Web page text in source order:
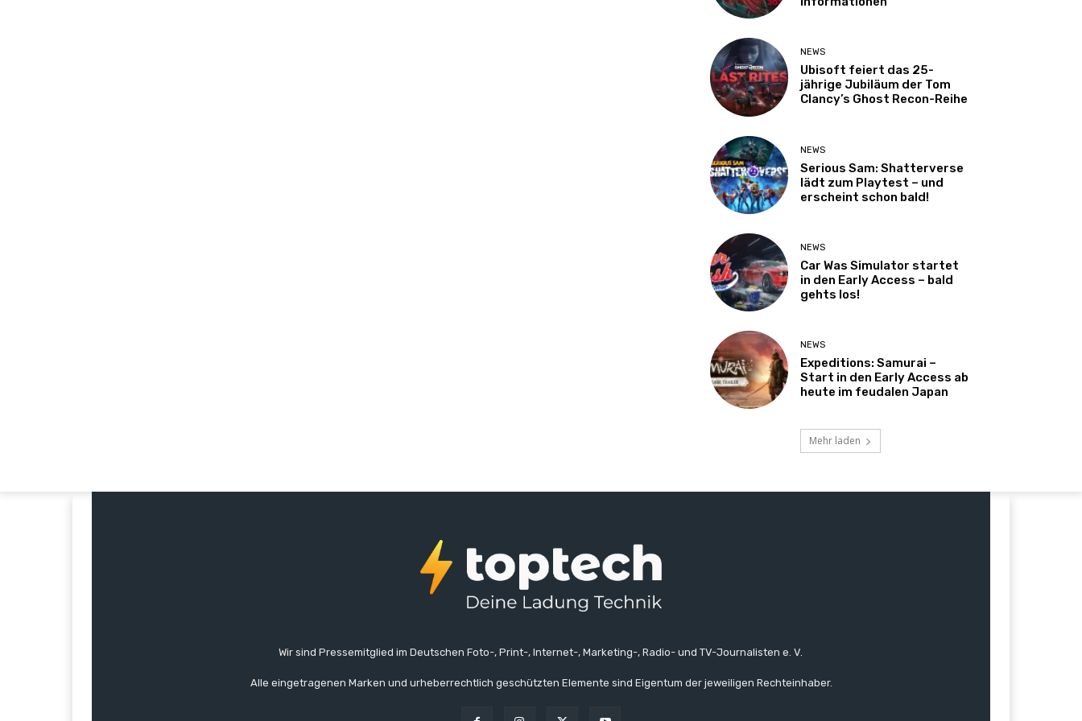
NEWS
Ubisoft feiert das 25-
jährige Jubiläum der Tom
Clancy’s Ghost Recon-Reihe
NEWS
Serious Sam: Shatterverse
lädt zum Playtest – und
erscheint schon bald!
NEWS
Car Was Simulator startet
in den Early Access – bald
gehts los!
NEWS
Expeditions: Samurai –
Start in den Early Access ab
heute im feudalen Japan
Mehr laden
Wir sind Pressemitglied im Deutschen Foto-, Print-, Internet-, Marketing-, Radio- und TV-Journalisten e. V.
Alle eingetragenen Marken und urheberrechtlich geschützten Elemente sind Eigentum der jeweiligen Rechteinhaber.